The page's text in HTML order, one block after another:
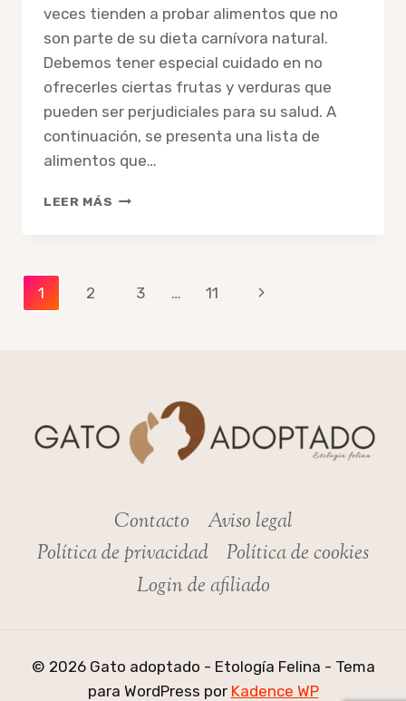
veces tienden a probar alimentos que no
son parte de su dieta carnívora natural.
Debemos tener especial cuidado en no
ofrecerles ciertas frutas y verduras que
pueden ser perjudiciales para su salud. A
continuación, se presenta una lista de
alimentos que…
LEER MÁS
PARA
Navegación
1 2 3 … 11
Siguiente
Contacto
Aviso legal
Política de privacidad
Política de cookies
Login de afiliado
© 2026 Gato adoptado - Etología Felina - Tema
para WordPress por Kadence WP